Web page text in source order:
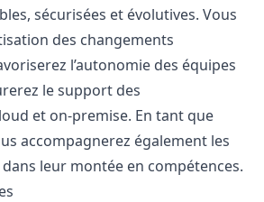
sécurisées et évolutives. Vous
des changements
l’autonomie des équipes
le support des
et on-premise. En tant que
accompagnerez également les
leur montée en compétences.